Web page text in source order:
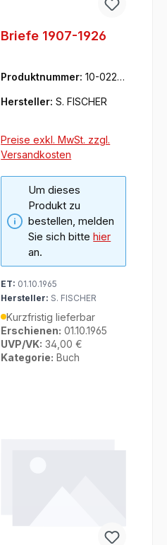
Briefe 1907-1926
Produktnummer:10-0227
Hersteller:S. FISCHER
Preise exkl. MwSt. zzgl.
Versandkosten
Um dieses
Produkt zu
bestellen, melden
Sie sich bittehier
an.
ET: 01.10.1965
Hersteller: S. FISCHER
Kurzfristig lieferbar
Erschienen: 01.10.1965
UVP/VK: 34,00 €
Kategorie: Buch